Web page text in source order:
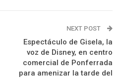
NEXT POST
Espectáculo de Gisela, la
voz de Disney, en centro
comercial de Ponferrada
para amenizar la tarde del